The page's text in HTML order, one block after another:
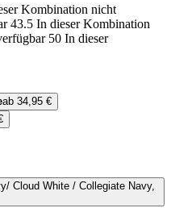
Kombination nicht
43.5 In dieser Kombination
50 In dieser
ab 34,95 €